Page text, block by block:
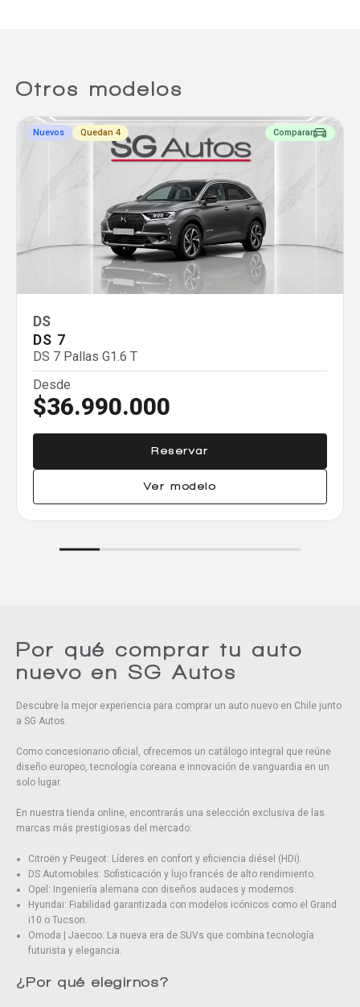
Otros modelos
Nuevos Quedan 4 Comparar
DS
DS 7
DS 7 Pallas G1.6 T
Desde
$36.990.000
Reservar
Ver modelo
Comparador
Agregar un vehículo
Por qué comprar tu auto
nuevo en SG Autos
Descubre la mejor experiencia para comprar un auto nuevo en Chile junto
a SG Autos.
Como concesionario oficial, ofrecemos un catálogo integral que reúne
diseño europeo, tecnología coreana e innovación de vanguardia en un
solo lugar.
En nuestra tienda online, encontrarás una selección exclusiva de las
marcas más prestigiosas del mercado:
Citroën y Peugeot: Líderes en confort y eficiencia diésel (HDi).
DS Automobiles: Sofisticación y lujo francés de alto rendimiento.
Opel: Ingeniería alemana con diseños audaces y modernos.
Hyundai: Fiabilidad garantizada con modelos icónicos como el Grand
i10 o Tucson.
Omoda | Jaecoo: La nueva era de SUVs que combina tecnología
futurista y elegancia.
¿Por qué elegirnos?